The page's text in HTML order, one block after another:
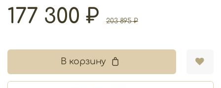
177 300 ₽ 203 895 ₽
В корзину